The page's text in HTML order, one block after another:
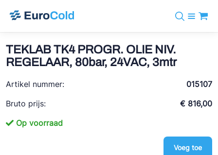
info@eurocold.nl
Merken
BOCK
Koudemiddelen
Diensten
Nieuws
Over ons
TEKLAB TK4 PROGR. OLIE NIV.
REGELAAR, 80bar, 24VAC, 3mtr
Artikel nummer:
015107
Bruto prijs:
€ 816,00
Op voorraad
Voeg toe